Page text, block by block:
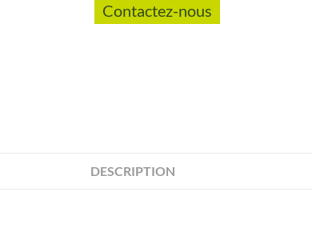
Contactez-nous
DESCRIPTION